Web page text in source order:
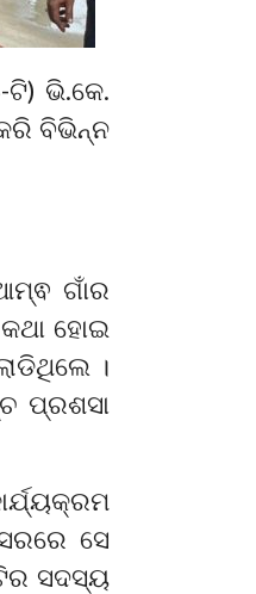
ଭି.କେ.
ବିଭିନ୍ନ
ଗାଁର
ହୋଇ
।
ପ୍ରଶସା
ସେ
ସଦସ୍ୟ